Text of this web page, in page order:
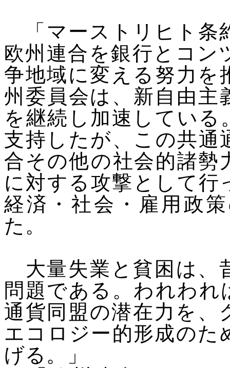
「マーストリヒト条
欧州連合を銀行とコン
争地域に変える努力を
州委員会は、新自由主
を継続し加速している
支持したが、この共通
合その他の社会的諸勢
に対する攻撃として行
経済・社会・雇用政
た。
大量失業と貧困は、
問題である。われわれ
通貨同盟の潜在力を、
エコロジー的形成のた
げる。」